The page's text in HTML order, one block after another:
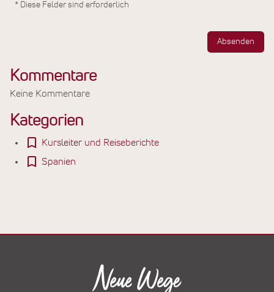
* Diese Felder sind erforderlich
Absenden
Kommentare
Keine Kommentare
Kategorien
Kursleiter und Reiseberichte
Spanien